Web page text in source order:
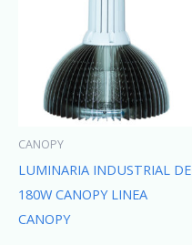
CANOPY
LUMINARIA INDUSTRIAL DE
180W CANOPY LINEA
CANOPY